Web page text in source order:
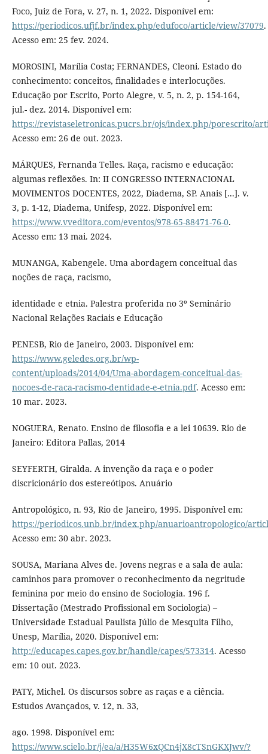
Foco, Juiz de Fora, v. 27, n. 1, 2022. Disponível em:
https://periodicos.ufjf.br/index.php/edufoco/article/view/37079.
Acesso em: 25 fev. 2024.
MOROSINI, Marília Costa; FERNANDES, Cleoni. Estado do
conhecimento: conceitos, finalidades e interlocuções.
Educação por Escrito, Porto Alegre, v. 5, n. 2, p. 154-164,
jul.- dez. 2014. Disponível em:
https://revistaseletronicas.pucrs.br/ojs/index.php/porescrito/
Acesso em: 26 de out. 2023.
MÁRQUES, Fernanda Telles. Raça, racismo e educação:
algumas reflexões. In: II CONGRESSO INTERNACIONAL
MOVIMENTOS DOCENTES, 2022, Diadema, SP. Anais [...]. v.
3, p. 1-12, Diadema, Unifesp, 2022. Disponível em:
https://www.vveditora.com/eventos/978-65-88471-76-0.
Acesso em: 13 mai. 2024.
MUNANGA, Kabengele. Uma abordagem conceitual das
noções de raça, racismo,
identidade e etnia. Palestra proferida no 3º Seminário
Nacional Relações Raciais e Educação
PENESB, Rio de Janeiro, 2003. Disponível em:
https://www.geledes.org.br/wp-
content/uploads/2014/04/Uma-abordagem-conceitual-das-
nocoes-de-raca-racismo-dentidade-e-etnia.pdf. Acesso em:
10 mar. 2023.
NOGUERA, Renato. Ensino de filosofia e a lei 10639. Rio de
Janeiro: Editora Pallas, 2014
SEYFERTH, Giralda. A invenção da raça e o poder
discricionário dos estereótipos. Anuário
Antropológico, n. 93, Rio de Janeiro, 1995. Disponível em:
https://periodicos.unb.br/index.php/anuarioantropologico/
Acesso em: 30 abr. 2023.
SOUSA, Mariana Alves de. Jovens negras e a sala de aula:
caminhos para promover o reconhecimento da negritude
feminina por meio do ensino de Sociologia. 196 f.
Dissertação (Mestrado Profissional em Sociologia) –
Universidade Estadual Paulista Júlio de Mesquita Filho,
Unesp, Marília, 2020. Disponível em:
http://educapes.capes.gov.br/handle/capes/573314. Acesso
em: 10 out. 2023.
PATY, Michel. Os discursos sobre as raças e a ciência.
Estudos Avançados, v. 12, n. 33,
ago. 1998. Disponível em:
https://www.scielo.br/j/ea/a/H35W6xQCn4jX8cTSnGKXJwv/?